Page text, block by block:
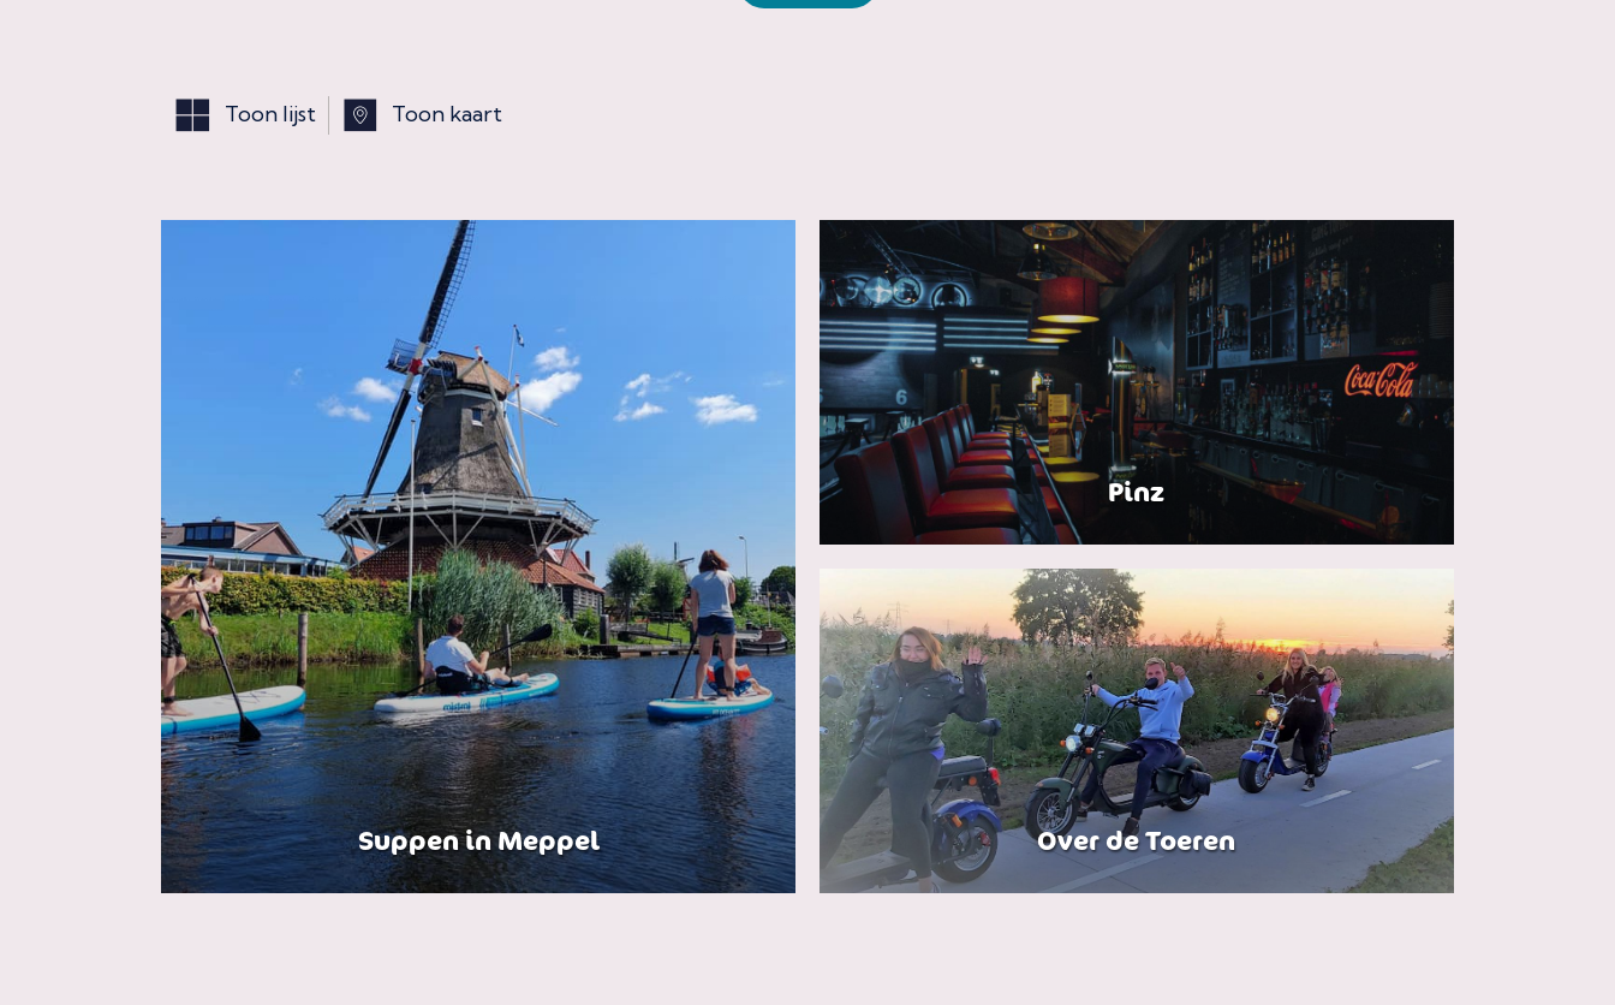
Toon lijst Toon kaart
Suppen in Meppel
Pinz
Over de Toeren